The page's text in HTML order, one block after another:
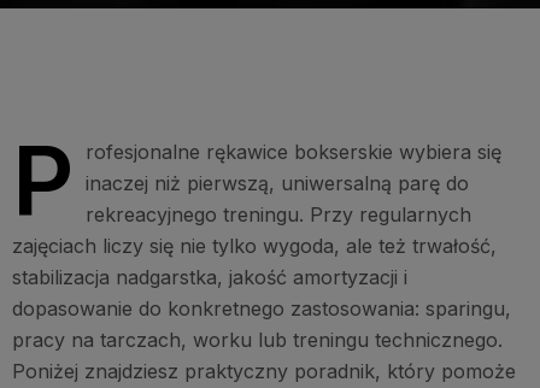
P
rofesjonalne rękawice bokserskie wybiera się
inaczej niż pierwszą, uniwersalną parę do
rekreacyjnego treningu. Przy regularnych
zajęciach liczy się nie tylko wygoda, ale też trwałość,
stabilizacja nadgarstka, jakość amortyzacji i
dopasowanie do konkretnego zastosowania: sparingu,
pracy na tarczach, worku lub treningu technicznego.
Poniżej znajdziesz praktyczny poradnik, który pomoże